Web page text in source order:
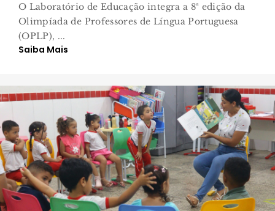
O Laboratório de Educação integra a 8ª edição da
Olimpíada de Professores de Língua Portuguesa
(OPLP), ...
Saiba Mais